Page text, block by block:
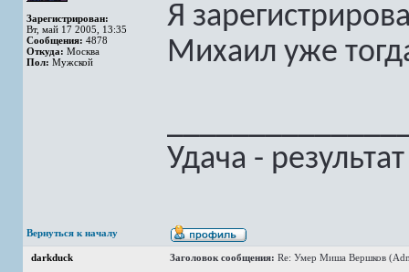
Зарегистрирован:
Вт, май 17 2005, 13:35
Сообщения: 4878
Откуда: Москва
Пол: Мужской
Я
Михаил уже
Удача -
Вернуться к началу
darkduck Заголовок сообщения: Re: Умер Миша Вершков